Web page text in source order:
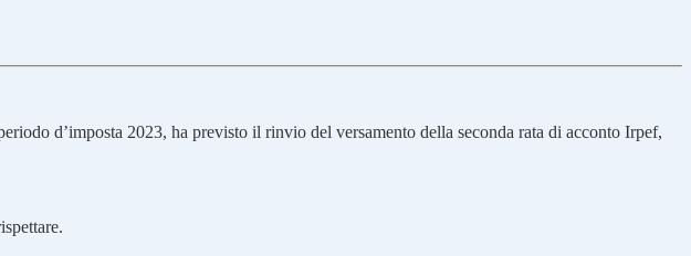
d’imposta 2023, ha previsto il rinvio del versamento della seconda rata di acconto Irpef,